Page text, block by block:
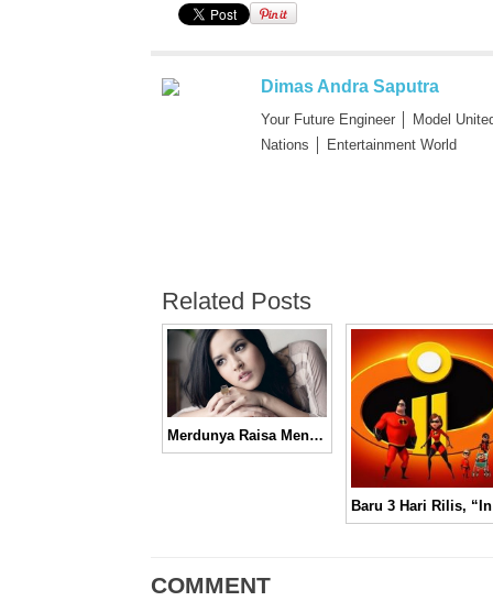
Dimas Andra Saputra
Your Future Engineer │ Model
Nations │ Entertainment World
Related Posts
Merdunya Raisa Menyanyikan Lagu “Mimpi Adalah Harapan Hati,” OST Cinderella
COMMENT